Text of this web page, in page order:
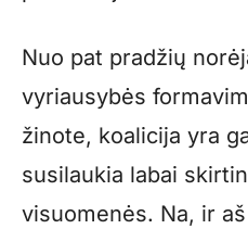
Nuo pat pradžių
vyriausybės
žinote, koalicija yra
susilaukia labai
visuomenės. Na, ir